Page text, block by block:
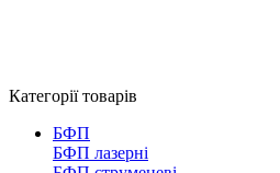
Категорії товарів
БФП
БФП лазерні